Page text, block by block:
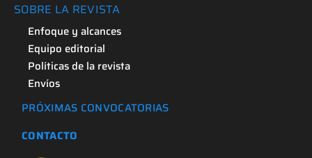
SOBRE LA REVISTA
Enfoque y alcances
Equipo editorial
Políticas de la revista
Envíos
PRÓXIMAS CONVOCATORIAS
CONTACTO